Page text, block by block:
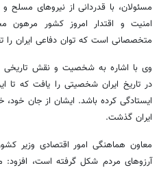
مسئولان، با قدردانی از نیروهای مسلح
امنیت و اقتدار امروز کشور مرهون
متخصصانی است که توان دفاعی ایران را
وی با اشاره به شخصیت و نقش تاریخی
در تاریخ ایران شخصیتی را یافت که تا
ایستادگی کرده باشد. ایشان از جان خود،
ایران گذشت.
معاون هماهنگی امور اقتصادی وزیر
آرزوهای مردم شکل گرفته است،